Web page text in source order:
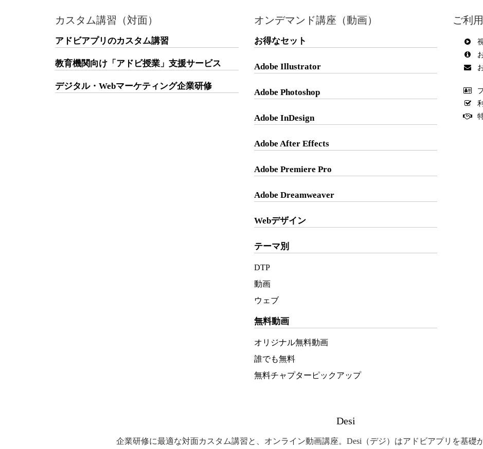
カスタム講習（対面）
アドビアプリのカスタム講習
教育機関向け「アドビ授業」支援サービス
デジタル・Webマーケティング企業研修
オンデマンド講座（動画）
お得なセット
Adobe Illustrator
Adobe Photoshop
Adobe InDesign
Adobe After Effects
Adobe Premiere Pro
Adobe Dreamweaver
Webデザイン
テーマ別
DTP
動画
ウェブ
無料動画
オリジナル無料動画
誰でも無料
無料チャプターピックアップ
ご利
Desi
企業研修に最適な対面カスタム講習と、オンライン動画講座。Desi（デジ）はアドビアプリを基礎